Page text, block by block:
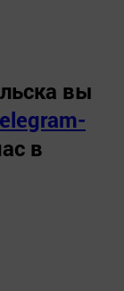
вы
в